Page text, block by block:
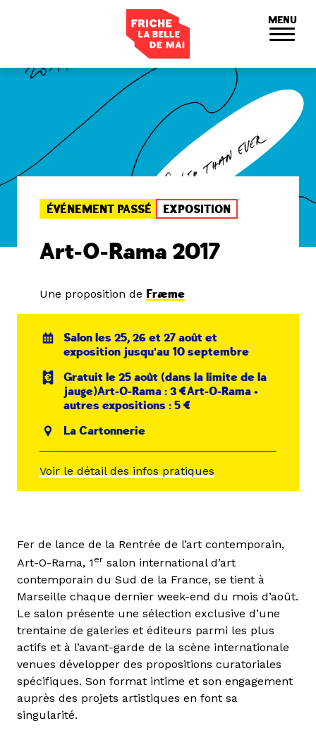
MENU
ÉVÉNEMENT PASSÉ EXPOSITION
Art-O-Rama 2017
Une proposition de Fræme
Salon les 25, 26 et 27 août et
exposition jusqu'au 10 septembre
Gratuit le 25 août (dans la limite de la
jauge)Art-O-Rama : 3 €Art-O-Rama +
autres expositions : 5 €
La Cartonnerie
Voir le détail des infos pratiques
Fer de lance de la Rentrée de l’art contemporain,
Art-O-Rama, 1 er salon international d’art
contemporain du Sud de la France, se tient à
Marseille chaque dernier week-end du mois d’août.
Le salon présente une sélection exclusive d’une
trentaine de galeries et éditeurs parmi les plus
actifs et à l’avant-garde de la scène internationale
venues développer des propositions curatoriales
spécifiques. Son format intime et son engagement
auprès des projets artistiques en font sa
singularité.
Panneau de gestion des cookies